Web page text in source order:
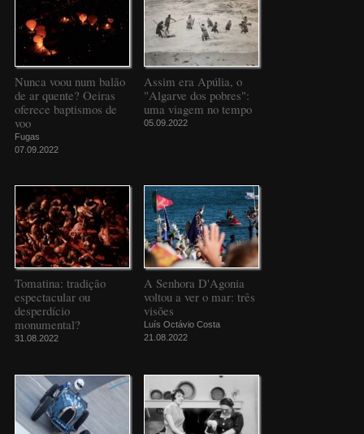
Nunca voou num balão
de ar quente? Oeiras
oferece baptismos de
voo
Fugas
07.09.2022
Assim era Apúlia, o
"Algarve dos pobres":
uma viagem no tempo
05.09.2022
Tomatina: tradição
espectacular ou
desperdício
monumental?
31.08.2022
A Senhora D'Agonia
voltou a ver o mar: três
visões
Luís Octávio Costa
21.08.2022